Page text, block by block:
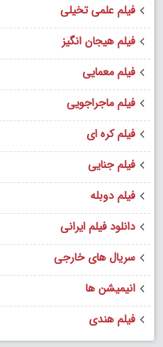
فیلم علمی تخیلی
فیلم هیجان انگیز
فیلم معمایی
فیلم ماجراجویی
فیلم کره ای
فیلم جنایی
فیلم دوبله
دانلود فیلم ایرانی
سریال های خارجی
انیمیشن ها
فیلم هندی